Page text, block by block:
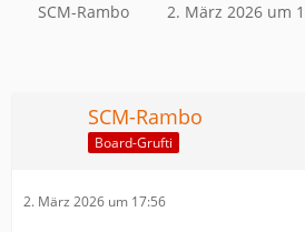
SCM-Rambo 2. März 2026 um
SCM-Rambo
Board-Grufti
2. März 2026 um 17:56